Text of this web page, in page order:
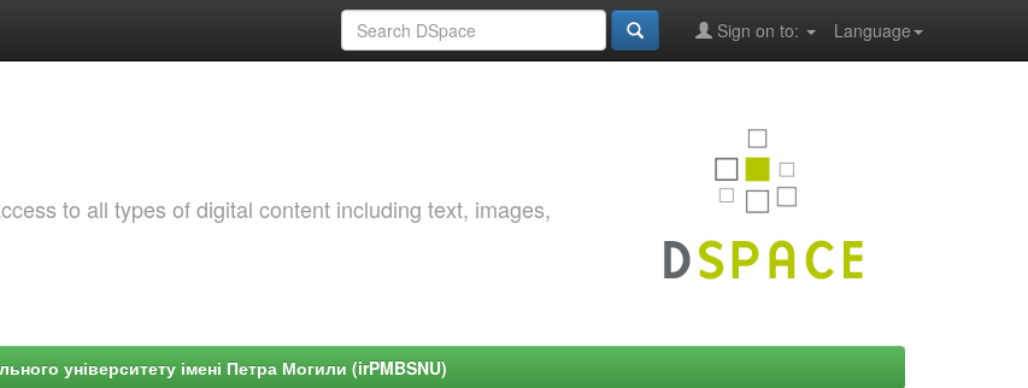
Language
Sign on to:
to all types of digital content including text, images,
університету імені Петра Могили (irPMBSNU)